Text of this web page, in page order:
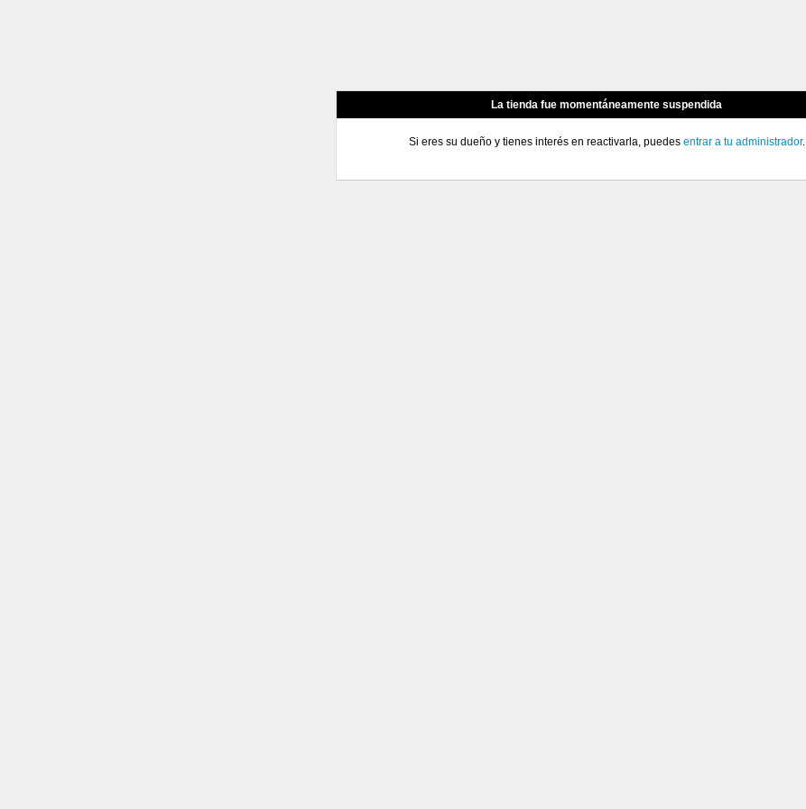
La tienda fue momentáneamente suspendida
Si eres su dueño y tienes interés en reactivarla, puedes entrar a tu administrador.